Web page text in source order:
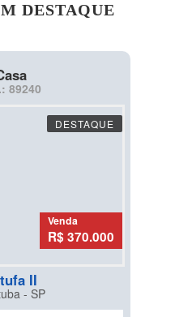
DESTAQUE
89240
DESTAQUE
Venda
R$ 370.000
II
- SP